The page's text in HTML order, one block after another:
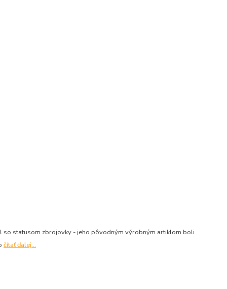
so statusom zbrojovky - jeho pôvodným výrobným artiklom boli
čítať ďalej...